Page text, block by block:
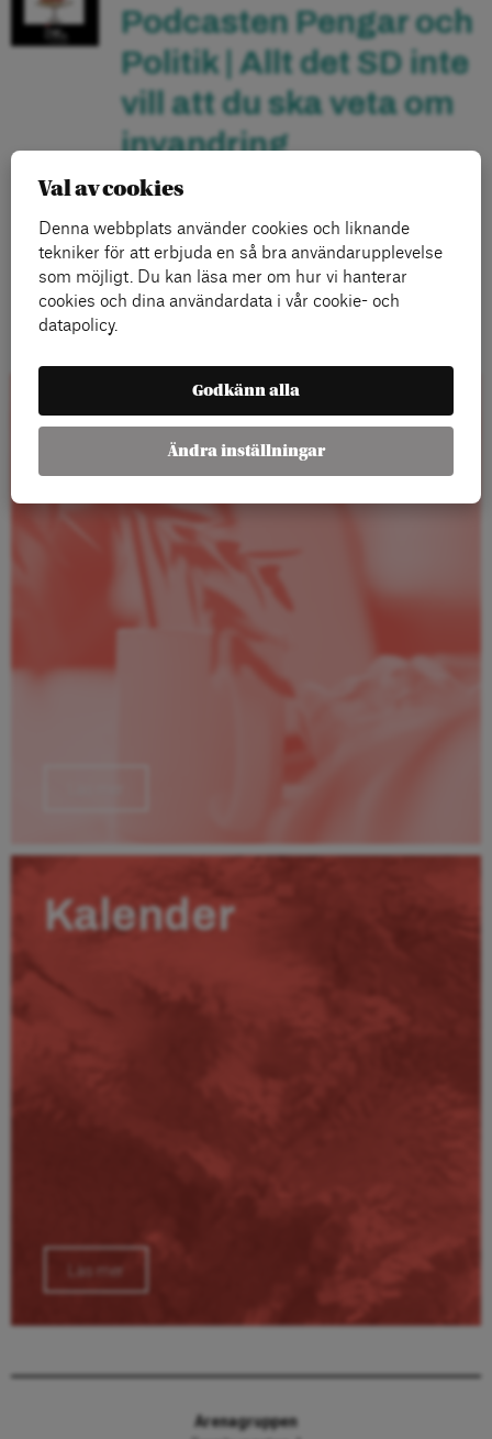
Podcasten Pengar och
Politik | Allt det SD inte
vill att du ska veta om
invandring
Nytt avsnitt av Pengar och Politik. Sandro Scocco
och Mikael Feldbaum pratar om rapporten 900
miljarder skäl att uppskatta invandring.
LÄS MER
Rapporter
Kalender
Läs mer
Arenagruppen
Val av cookies
Denna webbplats använder cookies och liknande
tekniker för att erbjuda en så bra användarupplevelse
som möjligt. Du kan läsa mer om hur vi hanterar
cookies och dina användardata i vår cookie- och
datapolicy.
Godkänn alla
Ändra inställningar